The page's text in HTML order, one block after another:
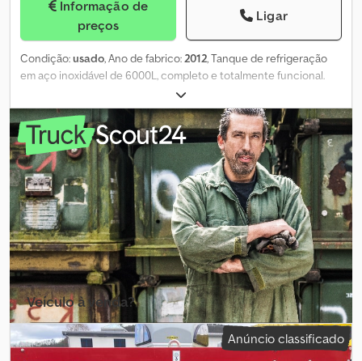
Informação de
preços
Ligar
Condição:usado, Ano de fabrico:2012, Tanque de refrigeração
em aço inoxidável de 6000L, completo e totalmente funcional.
Veículo à venda?
Criar anúncio Anúncio classificado